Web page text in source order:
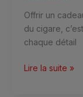
Offrir un
du cigare,
chaque détail
Lire la suite »